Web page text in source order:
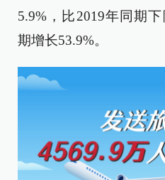
5.9%，比2019年同期
期增长53.9%。